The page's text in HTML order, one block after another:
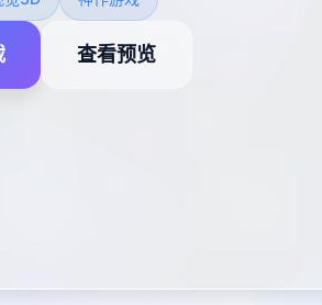
查看预览